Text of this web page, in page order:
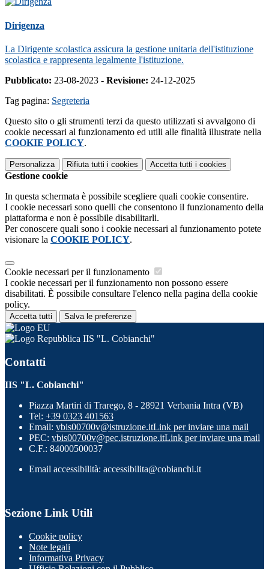
Dirigenza
La Dirigente scolastica assicura la gestione unitaria dell'istituzione
scolastica e rappresenta legalmente l'istituzione.
Pubblicato: 23-08-2023 - Revisione: 24-12-2025
Tag pagina: Segreteria
Questo sito o gli strumenti terzi da questo utilizzati si avvalgono di
cookie necessari al funzionamento ed utili alle finalità illustrate nella
COOKIE POLICY.
Personalizza Rifiuta tutti i cookies Accetta tutti i cookies
Gestione cookie
In questa schermata è possibile scegliere quali cookie consentire.
I cookie necessari sono quelli che consentono il funzionamento della
piattaforma e non è possibile disabilitarli.
Per conoscere quali sono i cookie necessari al funzionamento potete
visionare la COOKIE POLICY.
Cookie necessari per il funzionamento
I cookie necessari per il funzionamento non possono essere
disabilitati. È possibile consultare l'elenco nella pagina della cookie
policy.
Accetta tutti Salva le preferenze
IIS "L. Cobianchi"
Contatti
IIS "L. Cobianchi"
Piazza Martiri di Trarego, 8 - 28921 Verbania Intra (VB)
Tel: +39 0323 401563
Email: vbis00700v@istruzione.itLink per inviare una mail
PEC: vbis00700v@pec.istruzione.itLink per inviare una mail
C.F.: 84000500037
Email accessibilità: accessibilita@cobianchi.it
Sezione Link Utili
Cookie policy
Note legali
Informativa Privacy